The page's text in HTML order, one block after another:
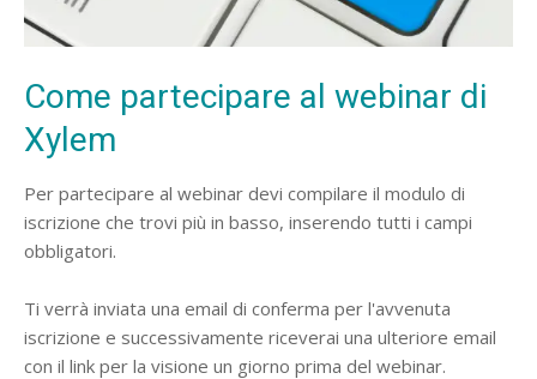
Come partecipare al webinar di
Xylem
Per partecipare al webinar devi compilare il modulo di
iscrizione che trovi più in basso, inserendo tutti i campi
obbligatori.
Ti verrà inviata una email di conferma per l'avvenuta
iscrizione e successivamente riceverai una ulteriore email
con il link per la visione un giorno prima del webinar.